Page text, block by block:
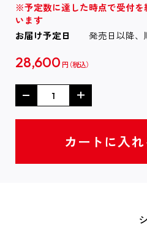
※予定数に達した時点で受付
います
お届け予定日
発売日以降、
28,600 円